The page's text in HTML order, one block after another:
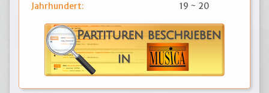
Jahrhundert: 19 ~ 20